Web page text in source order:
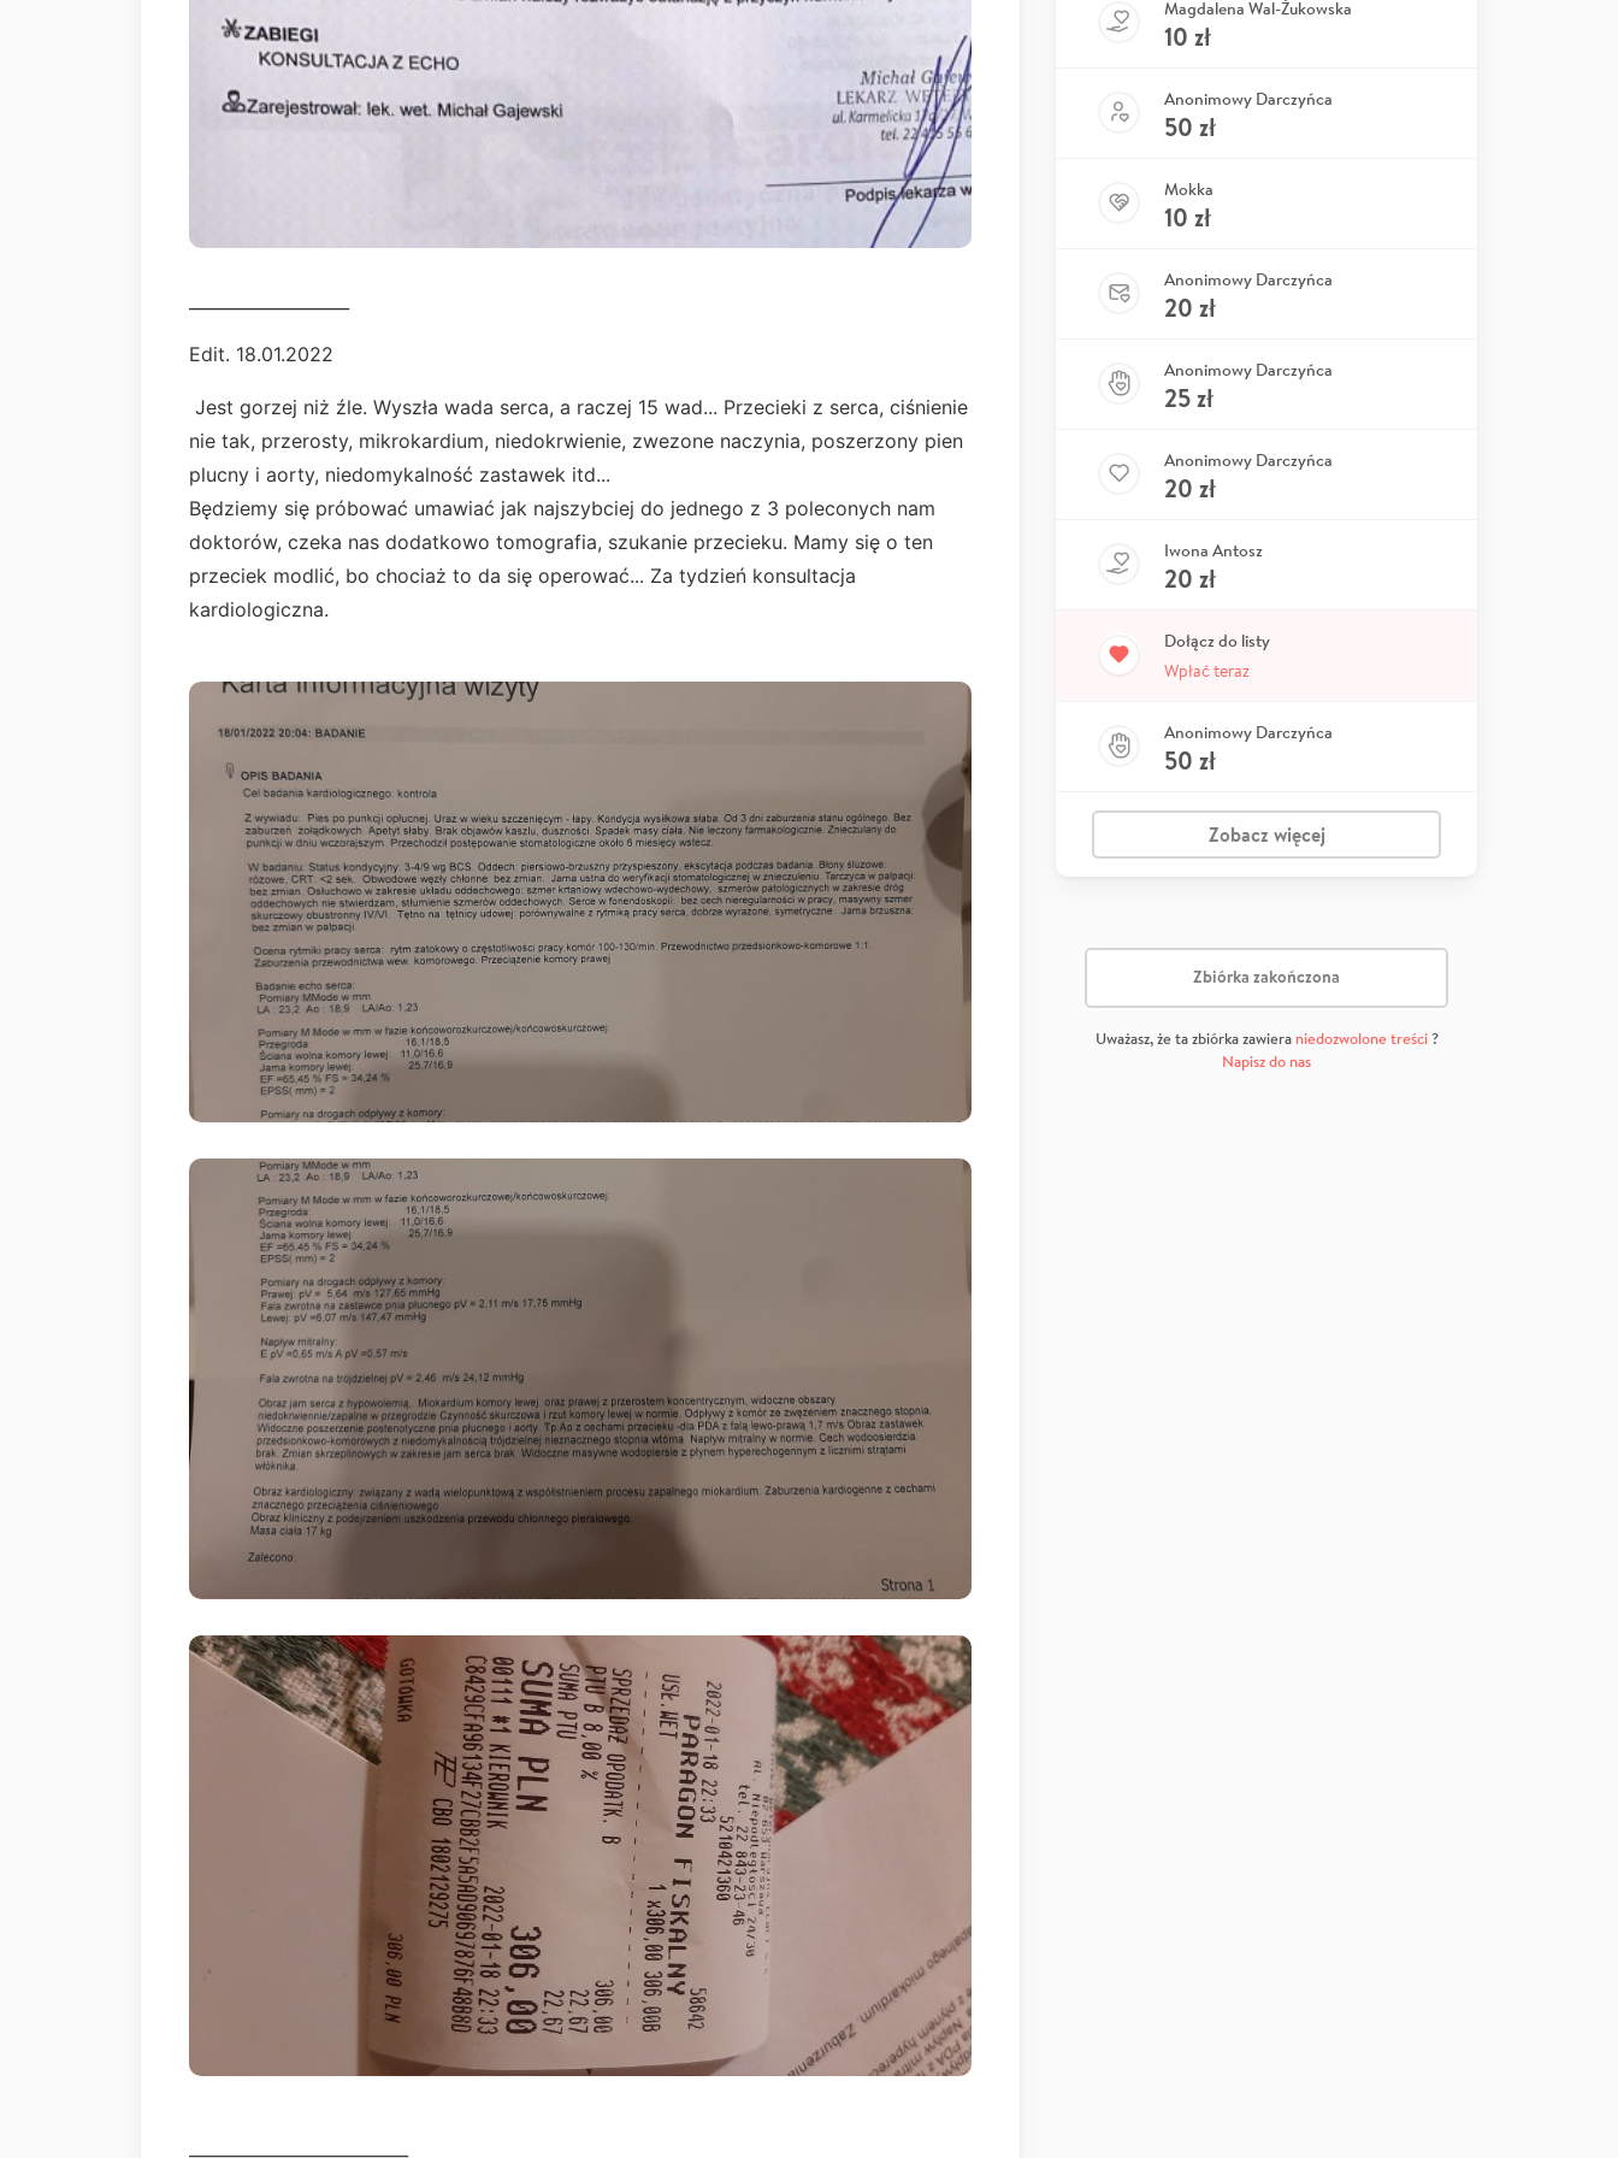
Edit. 18.01.2022
Jest gorzej niż źle. Wyszła wada serca, a raczej 15 wad... Przecieki z serca, ciśnienie
nie tak, przerosty, mikrokardium, niedokrwienie, zwezone naczynia, poszerzony pien
plucny i aorty, niedomykalność zastawek itd...
Będziemy się próbować umawiać jak najszybciej do jednego z 3 poleconych nam
doktorów, czeka nas dodatkowo tomografia, szukanie przecieku. Mamy się o ten
przeciek modlić, bo chociaż to da się operować... Za tydzień konsultacja
kardiologiczna.
Magdalena Wal-Żukowska
10 zł
Anonimowy Darczyńca
50 zł
Mokka
10 zł
Anonimowy Darczyńca
20 zł
Anonimowy Darczyńca
25zł
Anonimowy Darczyńca
20 zł
Iwona Antosz
20 zł
Dołącz do listy
Wpłać teraz
Anonimowy Darczyńca
50 zł
Zobacz więcej
Zbiórka zakończona
Uważasz, że ta zbiórka zawiera niedozwolone treści?
Napisz do nas